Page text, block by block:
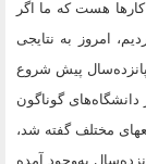
هست که ما اگر
امروز به نتایجى
پیش شروع
گوناگون
مختلف گفته شد،
به‌وجود آمده